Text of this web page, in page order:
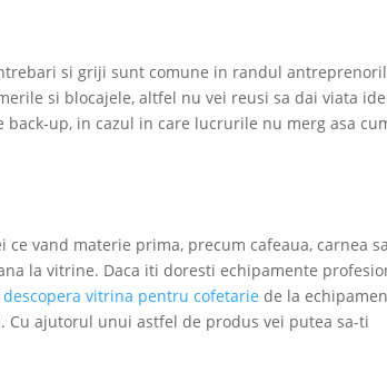
si griji sunt comune in randul
si blocajele, altfel nu vei reusi sa dai viata
up, in cazul in care lucrurile nu merg asa
vand materie prima, precum cafeaua, carnea
la vitrine. Daca iti doresti echipamente
descopera vitrina pentru cofetarie de la
Cu ajutorul unui astfel de produs vei putea sa-ti